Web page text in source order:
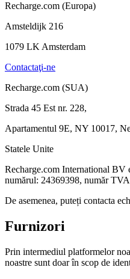
Recharge.com (Europa)
Amsteldijk 216
1079 LK Amsterdam
Contactaţi-ne
Recharge.com (SUA)
Strada 45 Est nr. 228,
Apartamentul 9E, NY 10017,
Statele Unite
Recharge.com International BV
numărul: 24369398, număr
De asemenea, puteți contacta
Furnizori
Prin intermediul platformelor
noastre sunt doar în scop de